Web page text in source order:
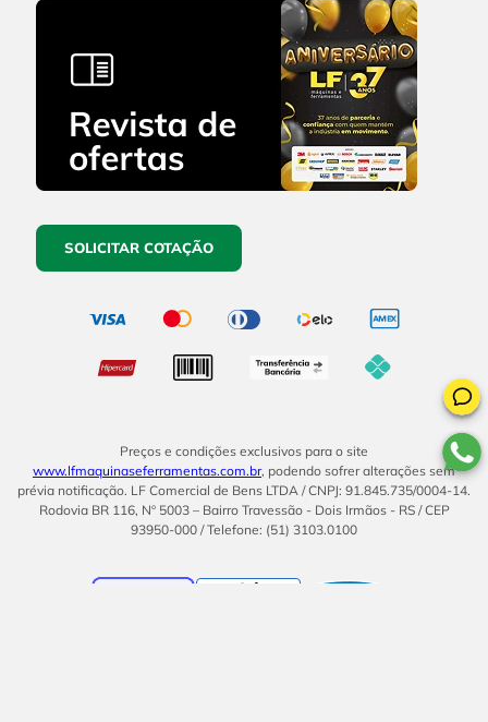
SOLICITAR COTAÇÃO
Preços e condições exclusivos para o site
www.lfmaquinaseferramentas.com.br, podendo sofrer alterações sem
prévia notificação. LF Comercial de Bens LTDA / CNPJ: 91.845.735/0004-14.
Rodovia BR 116, Nº 5003 – Bairro Travessão - Dois Irmãos - RS / CEP
93950-000 / Telefone: (51) 3103.0100